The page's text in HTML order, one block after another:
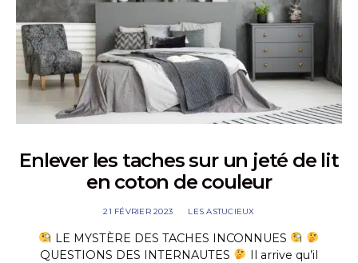
Enlever les taches sur un jeté de lit
en coton de couleur
21 FÉVRIER 2023 LES ASTUCIEUX
LE MYSTÈRE DES TACHES INCONNUES
QUESTIONS DES INTERNAUTES
Il arrive qu’il